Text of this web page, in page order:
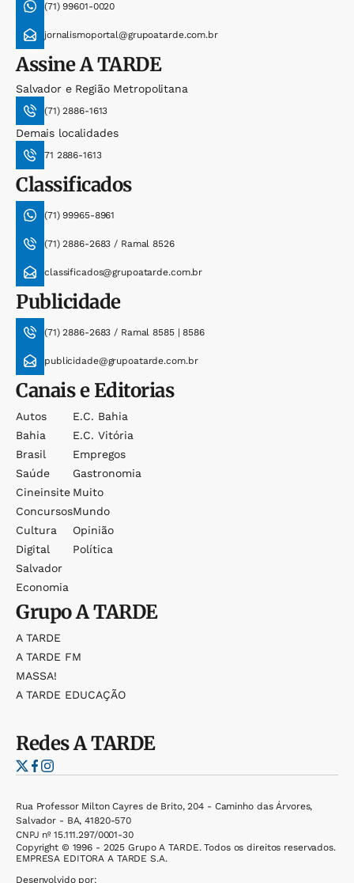
(71) 99601-0020
jornalismoportal@grupoatarde.com.br
AssineA TARDE
Salvador e Região Metropolitana
(71) 2886-1613
Demais localidades
71 2886-1613
Classificados
(71) 99965-8961
(71) 2886-2683 / Ramal 8526
classificados@grupoatarde.com.br
Publicidade
(71) 2886-2683 / Ramal 8585 | 8586
publicidade@grupoatarde.com.br
Canais e Editorias
Autos
Bahia
Brasil
Saúde
Cineinsite
Concursos
Cultura
Digital
Salvador
Economia
E.c. Bahia
E.c. Vitória
Empregos
Gastronomia
Muito
Mundo
Opinião
Política
GrupoA TARDE
A TARDE
A TARDE FM
MASSA!
A TARDE EDUCAÇÃO
RedesA TARDE
Rua Professor Milton Cayres de Brito, 204 - Caminho das Árvores,
Salvador - BA, 41820-570
CNPJ nº 15.111.297/0001-30
Copyright © 1996 - 2025 Grupo A TARDE. Todos os direitos reservados.
EMPRESA EDITORA A TARDE S.A.
Desenvolvido por: